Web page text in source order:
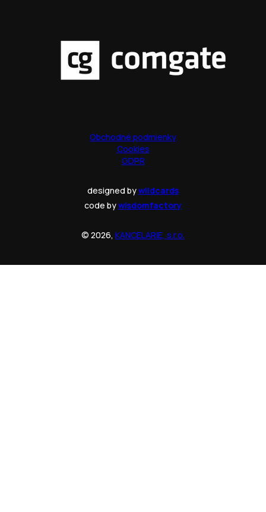
Obchodné podmienky
Cookies
GDPR
designed bywildcards
code bywisdomfactory
© 2026, KANCELARIE, s.r.o.